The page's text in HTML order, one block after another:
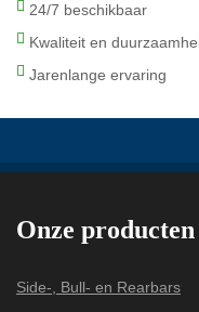
24/7 beschikbaar
Kwaliteit en
Jarenlange ervaring
Onze producten
Side-, Bull- en Rearbars